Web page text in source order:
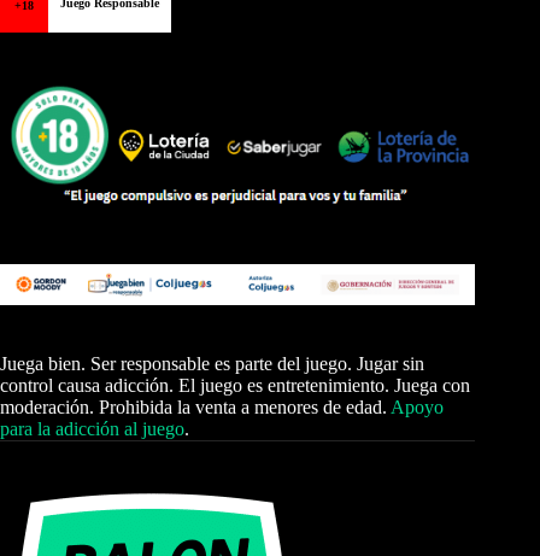
+18 Juego Responsable
Juega bien. Ser responsable es parte del juego. Jugar sin
control causa adicción. El juego es entretenimiento. Juega con
moderación. Prohibida la venta a menores de edad. Apoyo
para la adicción al juego.